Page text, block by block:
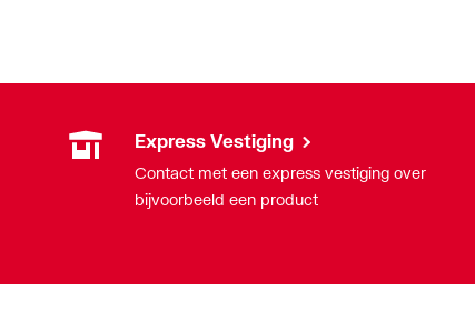
Express Vestiging
Contact met een express vestiging over
bijvoorbeeld een product